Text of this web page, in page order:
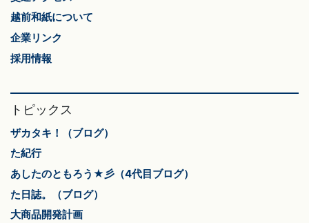
越前和紙について
企業リンク
採用情報
トピックス
ザカタキ！（ブログ）
た紀行
あしたのともろう★彡（4代目ブログ）
た日誌。（ブログ）
大商品開発計画